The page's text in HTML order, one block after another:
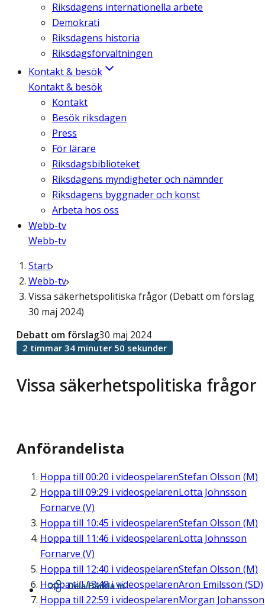
Riksdagens internationella arbete
Demokrati
Riksdagens historia
Riksdagsförvaltningen
Kontakt & besök
Kontakt & besök
Kontakt
Besök riksdagen
Press
För lärare
Riksdagsbiblioteket
Riksdagens myndigheter och nämnder
Riksdagens byggnader och konst
Arbeta hos oss
Webb-tv
Webb-tv
Start
Webb-tv
Vissa säkerhetspolitiska frågor (Debatt om förslag
30 maj 2024)
Vissa säkerhetspolitiska frågor
Debatt om förslag30 maj 2024
2 timmar 34 minuter 50 sekunder
Anförandelista
Hoppa till 00:20 i videospelarenStefan Olsson (M)
Hoppa till 09:29 i videospelarenLotta Johnsson
Fornarve (V)
Hoppa till 10:45 i videospelarenStefan Olsson (M)
Hoppa till 11:46 i videospelarenLotta Johnsson
Fornarve (V)
Hoppa till 12:40 i videospelarenStefan Olsson (M)
Hoppa till13:48i videospelarenAron Emilsson (SD)
Hoppa till 22:59 i videospelarenMorgan Johansson
Dela/Bädda in